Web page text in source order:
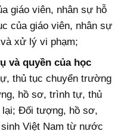
giáo viên, nhân sự hỗ
của giáo viên, nhân sự
xử lý vi phạm;
và quyền của học
thủ tục chuyển trường
hồ sơ, trình tự, thủ
lại; Đối tượng, hồ sơ,
Việt Nam từ nước